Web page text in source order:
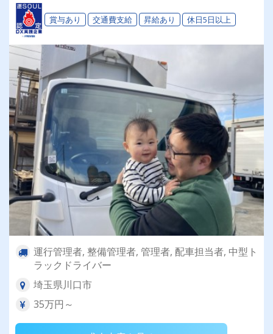
賞与あり 交通費支給 昇給あり 休日5日以上
運行管理者, 整備管理者, 管理者, 配車担当者, 中型ト
ラックドライバー
埼玉県川口市
35万円～